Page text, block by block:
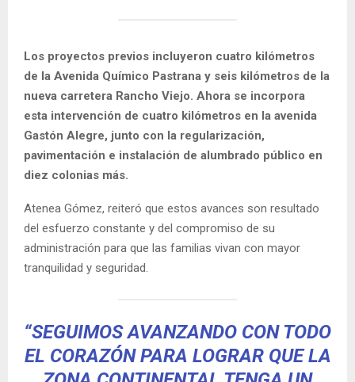
Los proyectos previos incluyeron cuatro kilómetros
de la Avenida Químico Pastrana y seis kilómetros de la
nueva carretera Rancho Viejo. Ahora se incorpora
esta intervención de cuatro kilómetros en la avenida
Gastón Alegre, junto con la regularización,
pavimentación e instalación de alumbrado público en
diez colonias más.
Atenea Gómez, reiteró que estos avances son resultado
del esfuerzo constante y del compromiso de su
administración para que las familias vivan con mayor
tranquilidad y seguridad.
“SEGUIMOS AVANZANDO CON TODO
EL CORAZÓN PARA LOGRAR QUE LA